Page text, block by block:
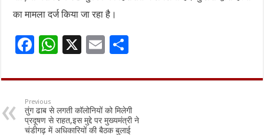
का मामला दर्ज किया जा रहा है।
F
e
b
o
W
at
sA
p
X
E
ai
l
ar
e
Previous
तुंग ढाब से लगती कॉलोनियों को मिलेगी
प्रदूषण से राहत,इस मुद्दे पर मुख्यमंत्री ने
चंडीगढ़ में अधिकारियों की बैठक बुलाई